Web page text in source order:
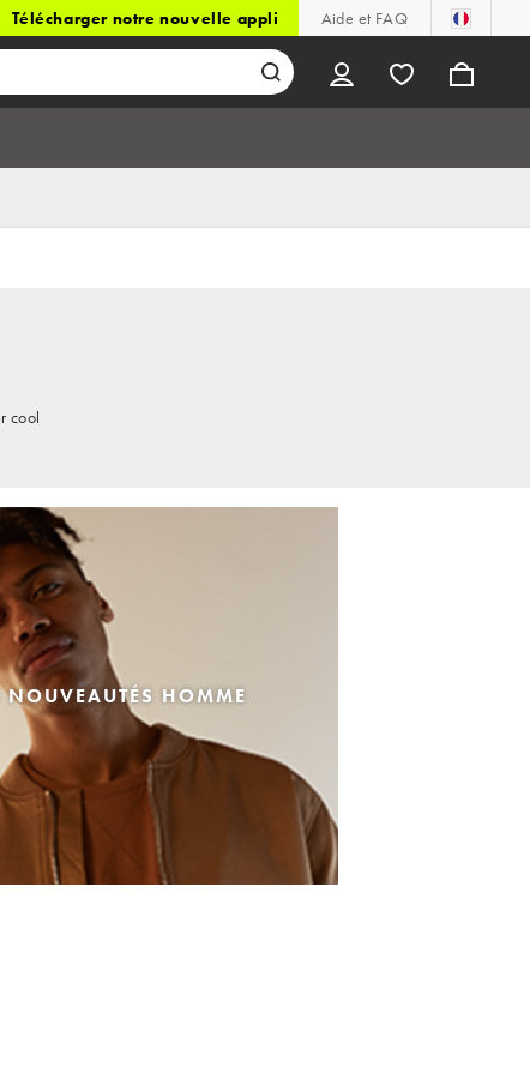
Télécharger notre nouvelle appli Aide et FAQ
cool
NOUVEAUTÉS HOMME